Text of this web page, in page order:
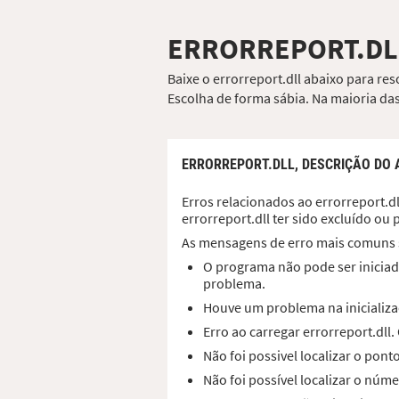
Baixe o errorreport.dll abaixo para
Escolha de forma sábia. Na maioria
ERRORREPORT.DLL, DESCRIÇÃO DO
Erros relacionados ao
errorreport.dll ter sido excluído ou
As mensagens de erro mais comuns
O programa não pode ser
problema.
Houve um problema na
Erro ao carregar
Não foi possivel localizar o
Não foi possível localizar o